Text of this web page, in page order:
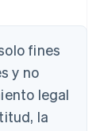
fines
y no
legal
la